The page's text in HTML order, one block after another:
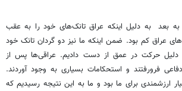
به بعد به دلیل اینکه عراق تانک‌های خود را به عقب
عراق کم بود. ضمن اینکه ما نیز دو گردان تانک خود
دلیل حرکت در عمق از دست دادیم. عراقی‌ها پس از
فرورفتند و استحکامات بسیاری به وجود آوردند.
ارزشمندی برای ما بود و ما به این نتیجه رسیدیم که